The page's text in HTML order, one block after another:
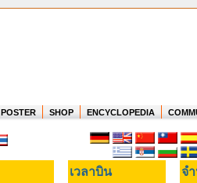
Where in the world have you flown?
How long have you been in the air?
Create your own FlightMemory and see!
POSTER SHOP ENCYCLOPEDIA
เวลาบิน จ